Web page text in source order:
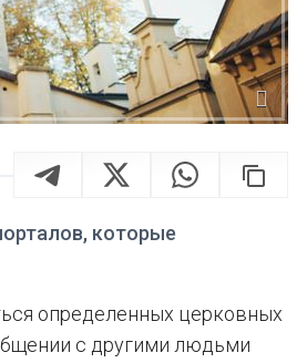
которые
определенных церковных
с другими людьми